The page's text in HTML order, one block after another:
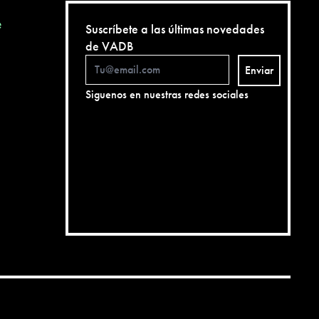
Suscríbete a las últimas novedades
de VADB
Enviar
Siguenos en nuestras redes sociales